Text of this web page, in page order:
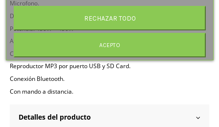
Microfono.
Dos soportes de columna con funda.
Potencia: 450W + 450W
Altavoz 15", Tweeter 1,75".
Columnas con ruedas.
Reproductor MP3 por puerto USB y SD Card.
Conexión Bluetooth.
Con mando a distancia.
Detalles del producto
RECHAZAR TODO
ACEPTO